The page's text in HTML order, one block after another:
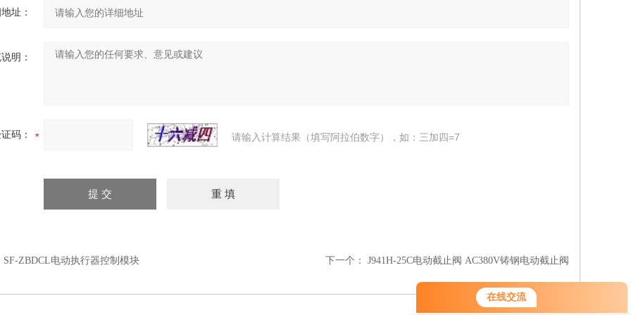
在线交流
址：
明：
码： 请输入计算结果（填写阿拉伯数字），如：三加四=7
SF-ZBDCL电动执行器控制模块 下一个： J941H-25C电动截止阀 AC380V铸钢电动截止阀